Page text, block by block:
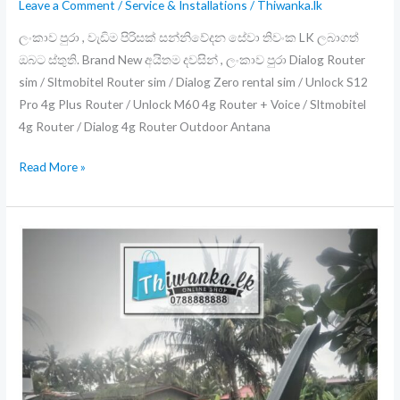
Leave a Comment /Service & Installations / Thiwanka.lk
ලංකාව පුරා , වැඩිම පිරිසක් සන්නිවේදන සේවා තිවංක LK ලබාගත්
ඔබට ස්තුති. Brand New අයිතම දවසින් , ලංකාව පුරා Dialog Router
sim / Sltmobitel Router sim / Dialog Zero rental sim / Unlock S12
Pro 4g Plus Router / Unlock M60 4g Router + Voice / Sltmobitel
4g Router / Dialog 4g Router Outdoor Antana
Dialog
sim
/
/
Dialog
Zero
rental
Read More »